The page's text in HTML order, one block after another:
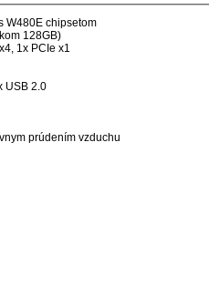
W480E chipsetom
128GB)
1x PCIe x1
USB 2.0
prúdením vzduchu